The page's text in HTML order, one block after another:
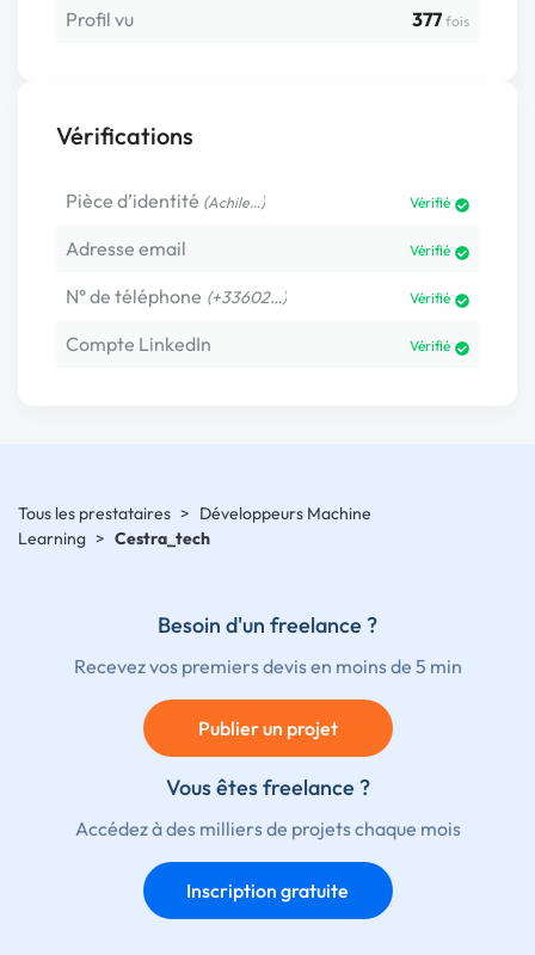
Profil vu
377 fois
Vérifications
Pièce d’identité (Achile…) Vérifié
Adresse email Vérifié
N° de téléphone (+33602…) Vérifié
Compte LinkedIn Vérifié
Tous les prestataires > Développeurs Machine
Learning > Cestra_tech
Besoin d'un freelance ?
Recevez vos premiers devis en moins de 5 min
Publier un projet
Vous êtes freelance ?
Accédez à des milliers de projets chaque mois
Inscription gratuite